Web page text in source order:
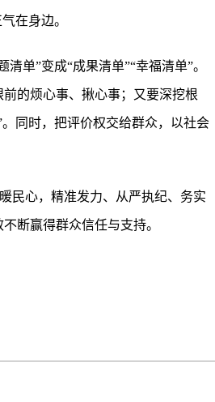
在身边。
单”变成“成果清单”“幸福清单”。
的烦心事、揪心事；又要深挖根
同时，把评价权交给群众，以社会
民心，精准发力、从严执纪、务实
断赢得群众信任与支持。